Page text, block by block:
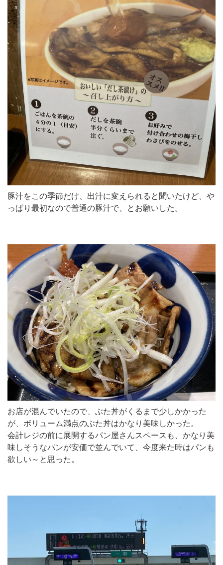
豚汁をこの季節だけ、出汁に変えられると聞いたけど、や
っぱり最初なので普通の豚汁で、とお願いした。
お店が混んでいたので、ぶた丼がくるまで少しかかった
が、ボリューム満点のぶた丼はかなり美味しかった。
会計レジの前に展開するパン屋さんスペースも、かなり美
味しそうなパンが安価で並んでいて、今度来た時はパンも
欲しい～と思った。